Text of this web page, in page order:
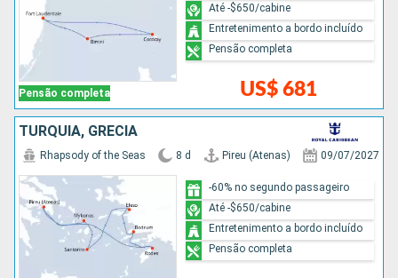
Pensão completa US$ 681
Até -$650/cabine
Entretenimento a bordo incluído
Pensão completa
TURQUIA, GRÉCIA
Rhapsody of the Seas 8 d Pireu (Atenas) 09/07/2027
-60% no segundo passageiro
Até -$650/cabine
Entretenimento a bordo incluído
Pensão completa